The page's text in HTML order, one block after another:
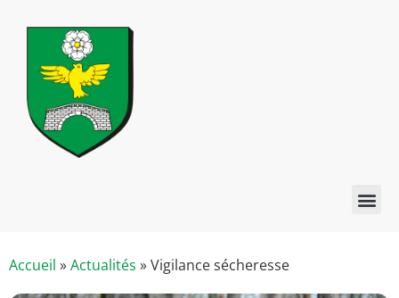
Accueil »Actualités »Vigilance sécheresse